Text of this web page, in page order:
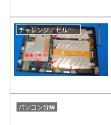
チャレンジ／セルフ修理
パソコン分解